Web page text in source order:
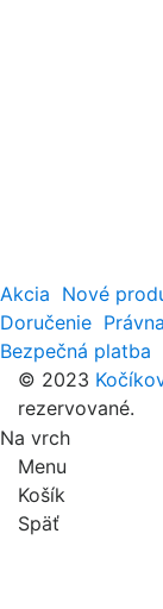
Akcia Nové
Doručenie
Bezpečná platba
© 2023
rezervované.
Na vrch
Menu
Košík
Späť